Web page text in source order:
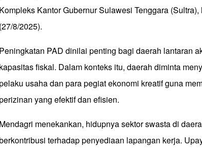
Kompleks Kantor Gubernur Sulawesi Tenggara
(27/8/2025).
Peningkatan PAD dinilai penting bagi daerah lantaran
kapasitas fiskal. Dalam konteks itu, daerah diminta
usaha dan para pegiat ekonomi kreatif guna
yang efektif dan efisien.
Mendagri menekankan, hidupnya sektor swasta di
terhadap penyediaan lapangan kerja.